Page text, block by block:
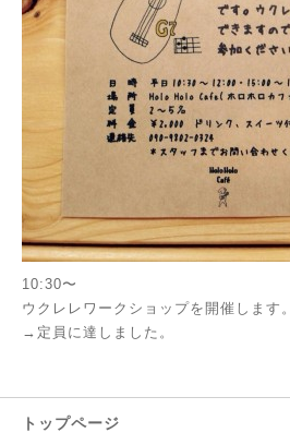
10:30〜
ウクレレワークショップを開催します。
→定員に達しました。
トップページ